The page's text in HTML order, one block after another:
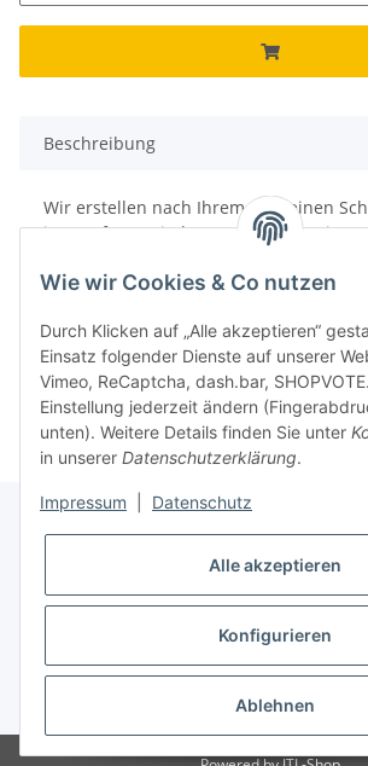
Beschreibung
Wir erstellen nach Ihrem Foto einen
in Herzform mit Ihrem Wunschmotiven
Gesetzliche Informationen
* Alle Preise inkl. gesetzlicher USt., zzgl.Versand
Wie wir Cookies & Co nutzen
Durch Klicken auf „Alle akzeptieren“
Einsatz folgender Dienste auf unserer
Vimeo, ReCaptcha, dash.bar,
Einstellung jederzeit ändern
unten). Weitere Details finden Sie unter
in unserer Datenschutzerklärung.
Impressum Datenschutz
Alle akzeptieren
Konfigurieren
Ablehnen